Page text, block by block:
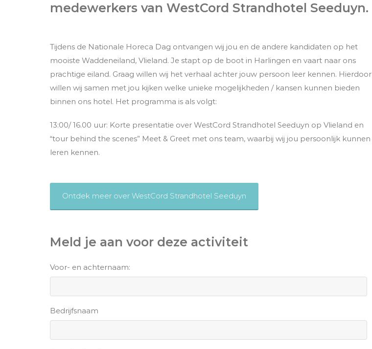
medewerkers van WestCord Strandhotel Seeduyn.
Tijdens de Nationale Horeca Dag ontvangen wij jou en de andere kandidaten op het
mooiste Waddeneiland, Vlieland. Je stapt op de boot in Harlingen en vaart naar ons
prachtige eiland. Graag willen wij het verhaal achter jouw persoon leer kennen. Hierdoor
willen wij samen met jou kijken welke unieke mogelijkheden / kansen kunnen bieden
binnen ons hotel. Het programma is als volgt:
13:00/ 16.00 uur: Korte presentatie over WestCord Strandhotel Seeduyn op Vlieland en
“tour behind the scenes” Meet & Greet met ons team, waarbij wij jou persoonlijk kunnen
leren kennen.
Ontdek meer over WestCord Strandhotel Seeduyn
Meld je aan voor deze activiteit
Voor- en achternaam:
Bedrijfsnaam